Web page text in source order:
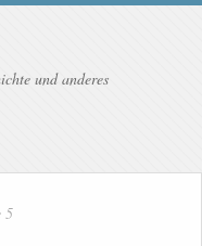
und anderes
5